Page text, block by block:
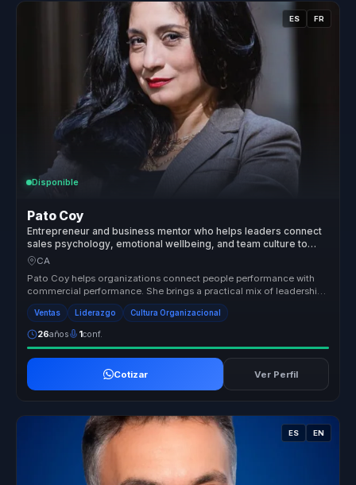
ES FR
Disponible
Pato Coy
Entrepreneur and business mentor who helps leaders connect
sales psychology, emotional wellbeing, and team culture to
grow with healthier performance.
CA
Pato Coy helps organizations connect people performance with
commercial performance. She brings a practical mix of leadership,
emotional ...
Ventas Liderazgo Cultura Organizacional
26años 1conf.
Cotizar Ver Perfil
ES EN